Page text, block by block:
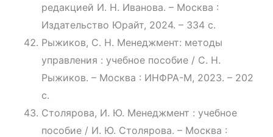
редакцией И. Н. Иванова. – Москва :
Издательство Юрайт, 2024. – 334 с.
Рыжиков, С. Н. Менеджмент: методы
управления : учебное пособие / С. Н.
Рыжиков. – Москва : ИНФРА-М, 2023. – 202
с.
Столярова, И. Ю. Менеджмент : учебное
пособие / И. Ю. Столярова. – Москва :